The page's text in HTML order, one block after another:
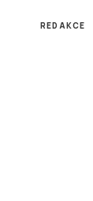
REDAKCE